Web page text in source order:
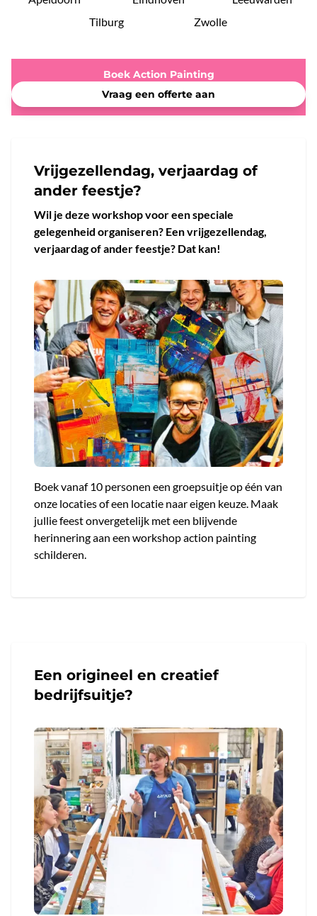
Tilburg
Zwolle
Boek Action Painting
Vraag een offerte aan
Vrijgezellendag, verjaardag of
ander feestje?
Wil je deze workshop voor een speciale
gelegenheid organiseren? Een vrijgezellendag,
verjaardag of ander feestje? Dat kan!
Boek vanaf 10 personen een groepsuitje op één van
onze locaties of een locatie naar eigen keuze. Maak
jullie feest onvergetelijk met een blijvende
herinnering aan een workshop action painting
schilderen.
Een origineel en creatief
bedrijfsuitje?